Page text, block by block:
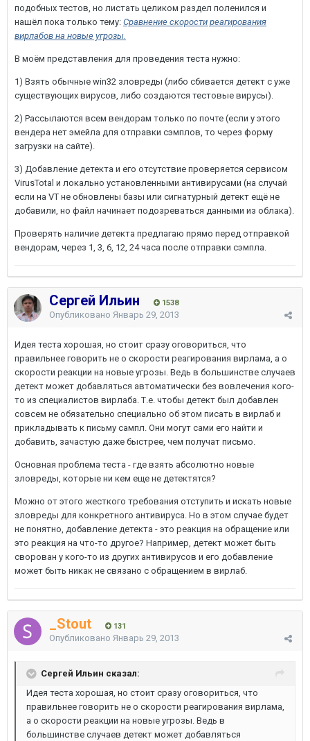
подобных тестов, но листать целиком раздел поленился и
нашёл пока только тему: Сравнение скорости реагирования
вирлабов на новые угрозы.
В моём представления для проведения теста нужно:
1) Взять обычные win32 зловреды (либо сбивается детект с уже
существующих вирусов, либо создаются тестовые вирусы).
2) Рассылаются всем вендорам только по почте (если у этого
вендера нет эмейла для отправки сэмплов, то через форму
загрузки на сайте).
3) Добавление детекта и его отсутствие проверяется сервисом
VirusTotal и локально установленными антивирусами (на случай
если на VT не обновлены базы или сигнатурный детект ещё не
добавили, но файл начинает подозреваться данными из облака).
Проверять наличие детекта предлагаю прямо перед отправкой
вендорам, через 1, 3, 6, 12, 24 часа после отправки сэмпла.
Сергей Ильин 1538
Опубликовано Январь 29, 2013
Идея теста хорошая, но стоит сразу оговориться, что
правильнее говорить не о скорости реагирования вирлама, а о
скорости реакции на новые угрозы. Ведь в большинстве случаев
детект может добавляться автоматически без вовлечения кого-
то из специалистов вирлаба. Т.е. чтобы детект был добавлен
совсем не обязательно специально об этом писать в вирлаб и
прикладывать к письму сампл. Они могут сами его найти и
добавить, зачастую даже быстрее, чем получат письмо.
Основная проблема теста - где взять абсолютно новые
зловреды, которые ни кем еще не детектятся?
Можно от этого жесткого требования отступить и искать новые
зловреды для конкретного антивируса. Но в этом случае будет
не понятно, добавление детекта - это реакция на обращение или
это реакция на что-то другое? Например, детект может быть
сворован у кого-то из других антивирусов и его добавление
может быть никак не связано с обращением в вирлаб.
_Stout 131
Опубликовано Январь 29, 2013
Сергей Ильин сказал:
Идея теста хорошая, но стоит сразу оговориться, что
правильнее говорить не о скорости реагирования вирлама,
а о скорости реакции на новые угрозы. Ведь в
большинстве случаев детект может добавляться